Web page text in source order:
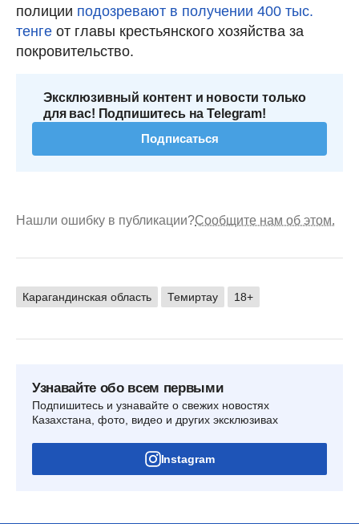
полиции подозревают в получении 400 тыс.
тенге от главы крестьянского хозяйства за
покровительство.
Эксклюзивный контент и новости только
для вас! Подпишитесь на Telegram!
Подписаться
Нашли ошибку в публикации?Сообщите нам об этом.
Карагандинская область Темиртау 18+
Узнавайте обо всем первыми
Подпишитесь и узнавайте о свежих новостях
Казахстана, фото, видео и других эксклюзивах
Instagram